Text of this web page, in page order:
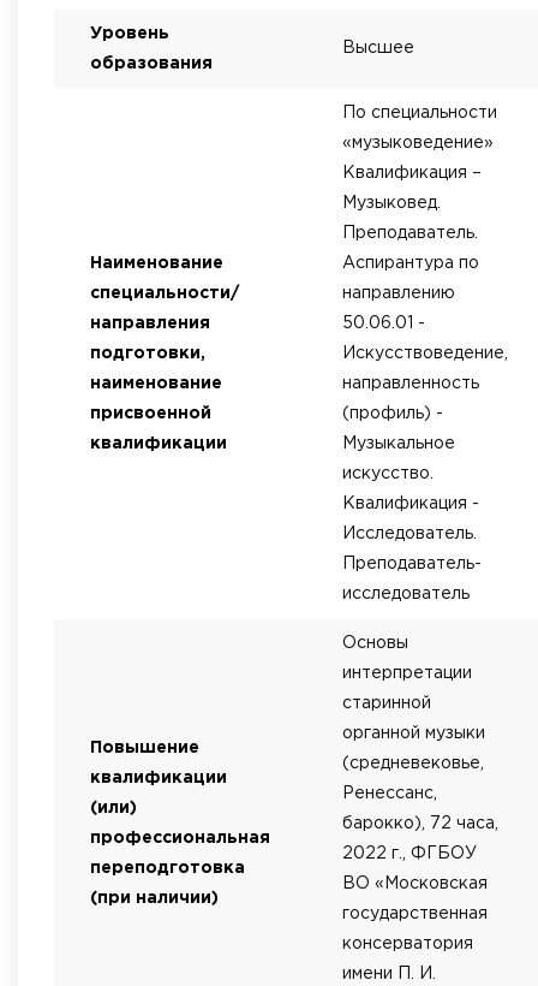
Уровень
образования
Высшее
Наименование
специальности/
направления
подготовки,
наименование
присвоенной
квалификации
По специальности
«музыковедение»
Квалификация –
Музыковед.
Преподаватель.
Аспирантура по
направлению
50.06.01 -
Искусствоведение,
направленность
(профиль) -
Музыкальное
искусство.
Квалификация -
Исследователь.
Преподаватель-
исследователь
Повышение
квалификации
(или)
профессиональная
переподготовка
(при наличии)
Основы
интерпретации
старинной
органной музыки
(средневековье,
Ренессанс,
барокко), 72 часа,
2022 г., ФГБОУ
ВО «Московская
государственная
консерватория
имени П. И.